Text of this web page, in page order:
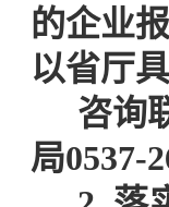
的企业
以省厅
咨询
局0537-